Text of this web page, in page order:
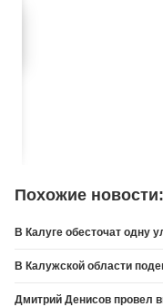
Похожие новости:
В Калуге обесточат одну
В Калужской области
Дмитрий Денисов провел